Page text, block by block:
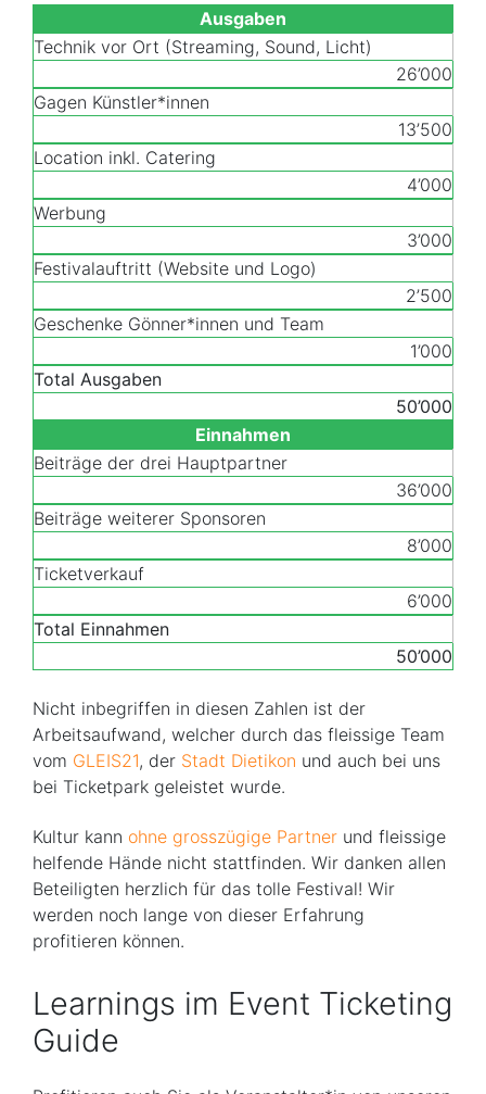
Ausgaben
Technik vor Ort (Streaming, Sound, Licht)
26’000
Gagen Künstler*innen
13’500
Location inkl. Catering
4’000
Werbung
3’000
Festivalauftritt (Website und Logo)
2’500
Geschenke Gönner*innen und Team
1’000
Total Ausgaben
50’000
Einnahmen
Beiträge der drei Hauptpartner
36’000
Beiträge weiterer Sponsoren
8’000
Ticketverkauf
6’000
Total Einnahmen
50’000
Nicht inbegriffen in diesen Zahlen ist der
Arbeitsaufwand, welcher durch das fleissige Team
vom GLEIS21, der Stadt Dietikon und auch bei uns
bei Ticketpark geleistet wurde.
Kultur kann ohne grosszügige Partner und fleissige
helfende Hände nicht stattfinden. Wir danken allen
Beteiligten herzlich für das tolle Festival! Wir
werden noch lange von dieser Erfahrung
profitieren können.
Learnings im Event Ticketing
Guide